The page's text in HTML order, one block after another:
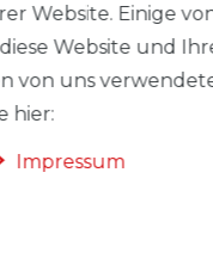
1202-1205
Website. Einige
Website und
von uns
hier:
Impressum